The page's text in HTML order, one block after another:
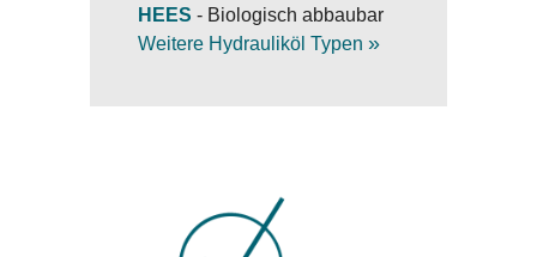
HEES - Biologisch abbaubar
Weitere Hydrauliköl Typen »